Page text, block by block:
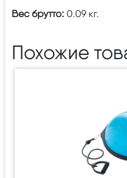
Вес брутто: 0.09 кг.
Похожие